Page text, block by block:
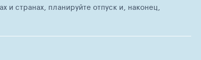
и странах, планируйте отпуск и, наконец,